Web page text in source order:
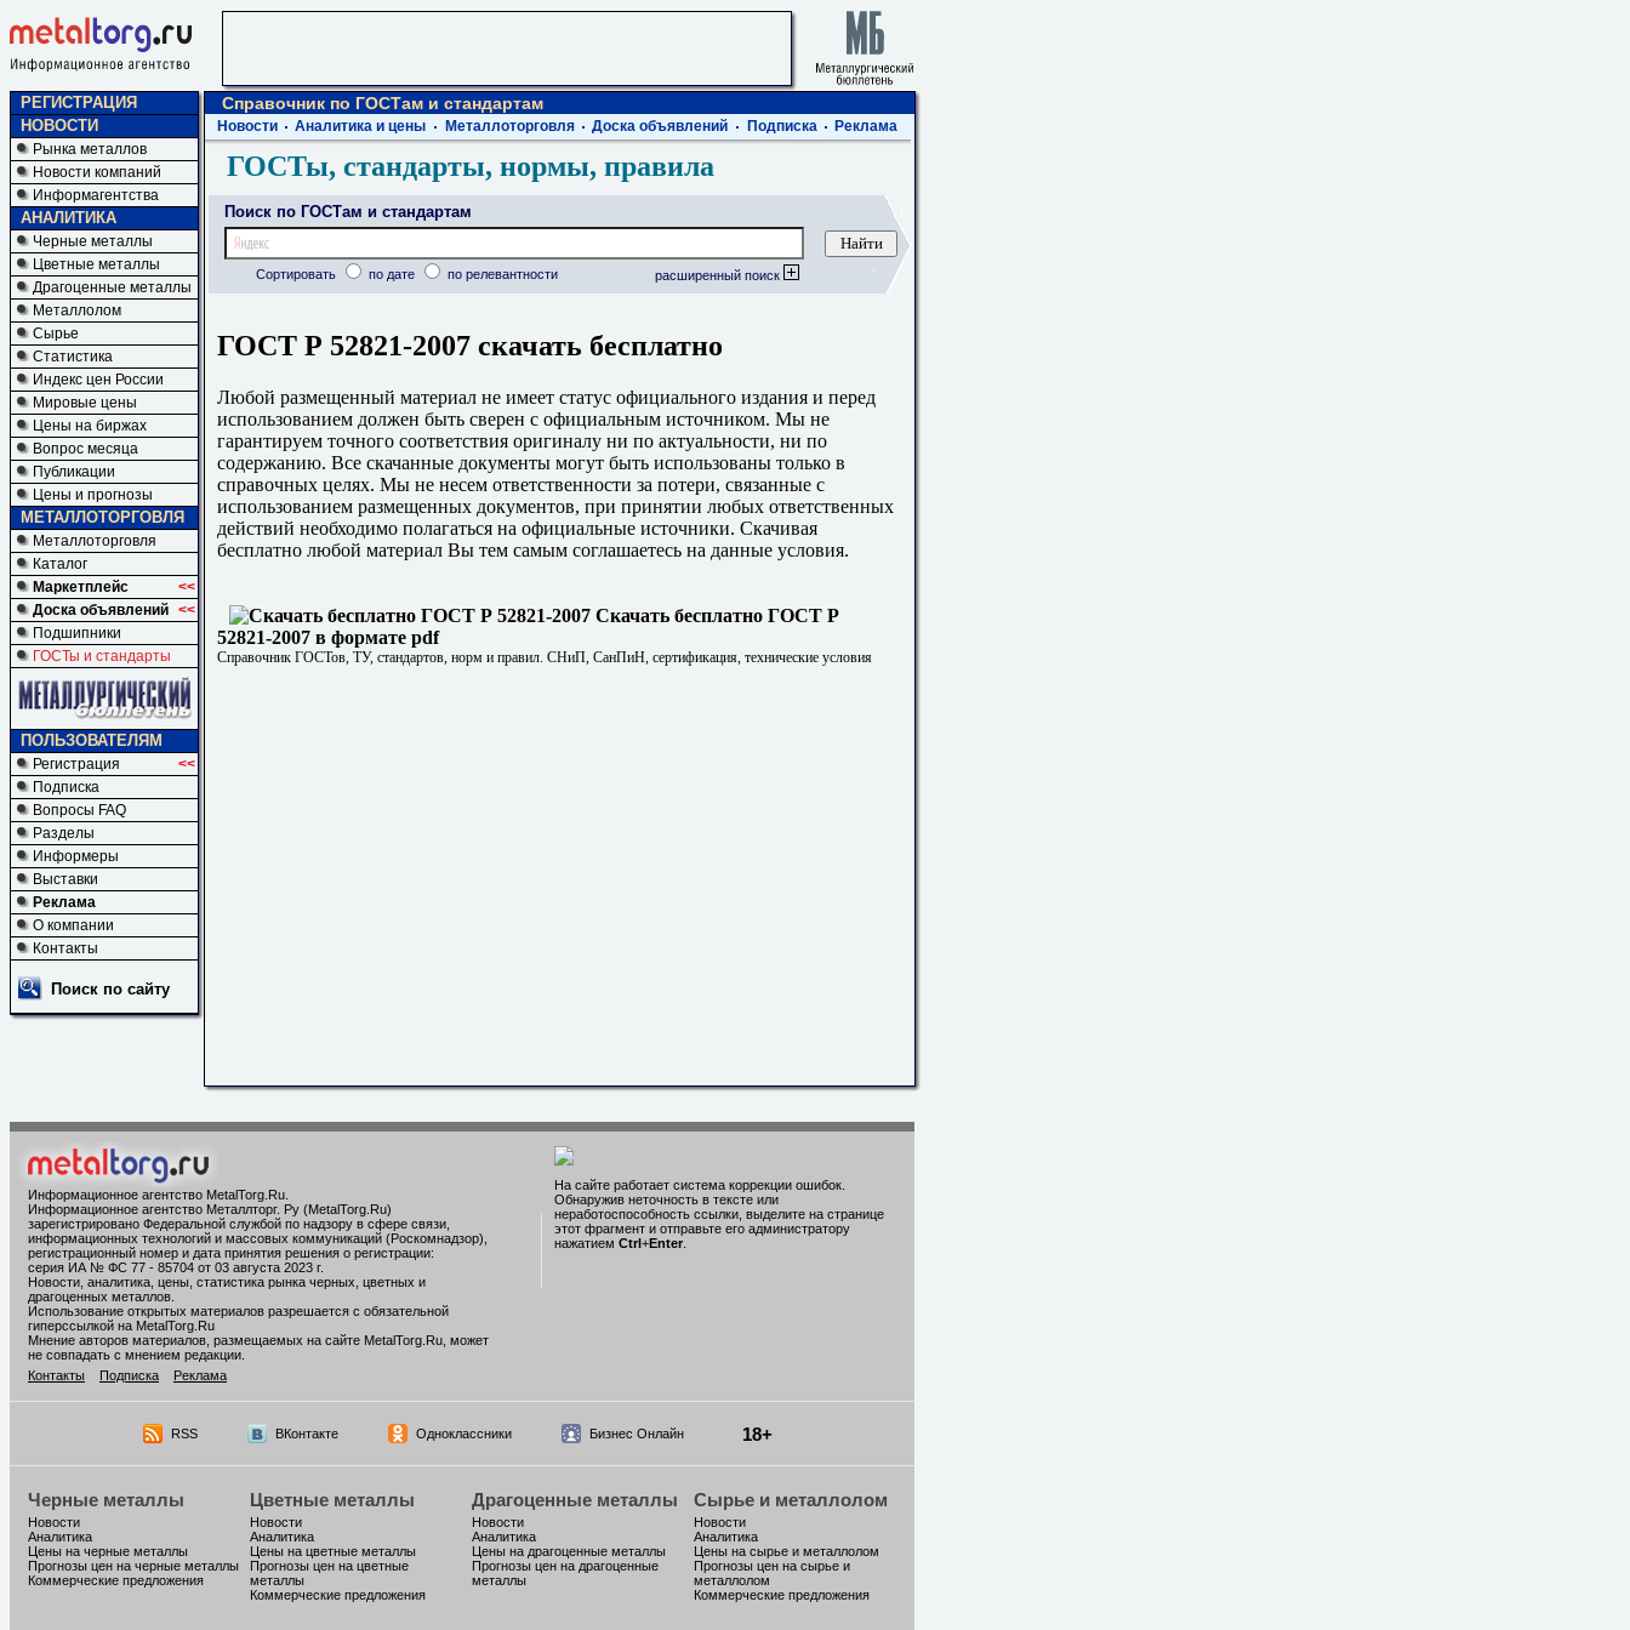
РЕГИСТРАЦИЯ
НОВОСТИ
Рынка металлов
Новости компаний
Информагентства
АНАЛИТИКА
Черные металлы
Цветные металлы
Драгоценные металлы
Металлолом
Сырье
Статистика
Индекс цен России
Мировые цены
Цены на биржах
Вопрос месяца
Публикации
Цены и прогнозы
МЕТАЛЛОТОРГОВЛЯ
Металлоторговля
Каталог
Маркетплейс
<<
Доска объявлений <<
Подшипники
ГОСТы и стандарты
ПОЛЬЗОВАТЕЛЯМ
Регистрация
<<
Подписка
Вопросы FAQ
Разделы
Информеры
Выставки
Реклама
О компании
Контакты
Поиск по сайту
Справочник по ГОСТам и стандартам
Новости Аналитика и цены Металлоторговля Доска объявлений Подписка Реклама
ГОСТы, стандарты, нормы, правила
Поиск по ГОСТам и стандартам
Сортировать по дате по релевантности расширенный поиск
ГОСТ Р 52821-2007 скачать бесплатно
Любой размещенный материал не имеет статус официального издания и перед
использованием должен быть сверен с официальным источником. Мы не
гарантируем точного соответствия оригиналу ни по актуальности, ни по
содержанию. Все скачанные документы могут быть использованы только в
справочных целях. Мы не несем ответственности за потери, связанные с
использованием размещенных документов, при принятии любых ответственных
действий необходимо полагаться на официальные источники. Скачивая
бесплатно любой материал Вы тем самым соглашаетесь на данные условия.
Скачать бесплатно ГОСТ Р
52821-2007 в формате pdf
Справочник ГОСТов, ТУ, стандартов, норм и правил. СНиП, СанПиН, сертификация, технические условия
Информационное агентство MetalTorg.Ru
Информационное агентство Металлторг. Ру (MetalTorg.Ru)
зарегистрировано Федеральной службой по надзору в сфере связи,
информационных технологий и массовых коммуникаций (Роскомнадзор),
регистрационный номер и дата принятия решения о регистрации:
серия ИА № ФС 77 - 85704 от 03 августа 2023 г.
Новости, аналитика, цены, статистика рынка черных, цветных и
драгоценных металлов.
Использование открытых материалов разрешается с обязательной
гиперссылкой на MetalTorg.Ru
Мнение авторов материалов, размещаемых на сайте MetalTorg.Ru, может
не совпадать с мнением редакции.
Контакты
Подписка Реклама
На сайте работает система коррекции ошибок.
Обнаружив неточность в тексте или
неработоспособность ссылки, выделите на странице
этот фрагмент и отправьте его администратору
нажатием Ctrl+Enter
RSS ВКонтакте Одноклассники Бизнес Онлайн 18+
Черные металлы
Новости
Аналитика
Цены на черные металлы
Прогнозы цен на черные металлы
Коммерческие предложения
Цветные металлы
Новости
Аналитика
Цены на цветные металлы
Прогнозы цен на цветные
металлы
Коммерческие предложения
Драгоценные металлы
Новости
Аналитика
Цены на драгоценные металлы
Прогнозы цен на драгоценные
металлы
Сырье и металлолом
Новости
Аналитика
Цены на сырье и металлолом
Прогнозы цен на сырье и
металлолом
Коммерческие предложения